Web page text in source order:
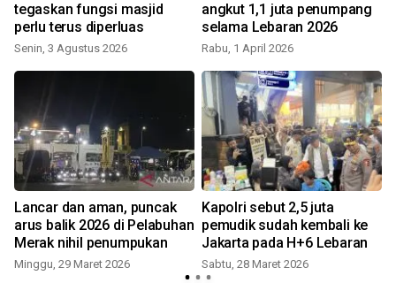
tegaskan fungsi masjid
perlu terus diperluas
Senin, 3 Agustus 2026
angkut 1,1 juta penumpang
selama Lebaran 2026
Rabu, 1 April 2026
Lancar dan aman, puncak
arus balik 2026 di Pelabuhan
Merak nihil penumpukan
Minggu, 29 Maret 2026
Kapolri sebut 2,5 juta
pemudik sudah kembali ke
Jakarta pada H+6 Lebaran
Sabtu, 28 Maret 2026